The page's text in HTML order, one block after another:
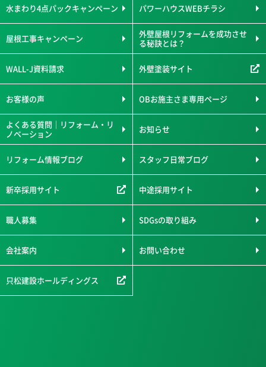
水まわり4点パックキャンペーン パワーハウスWEBチラシ
屋根工事キャンペーン
外壁屋根リフォームを成功させ
る秘訣とは？
WALL-J資料請求 外壁塗装サイト
お客様の声 OBお施主さま専用ページ
よくある質問｜リフォーム・リ
ノベーション
お知らせ
リフォーム情報ブログ スタッフ日常ブログ
新卒採用サイト 中途採用サイト
職人募集 SDGsの取り組み
会社案内 お問い合わせ
只松建設ホールディングス